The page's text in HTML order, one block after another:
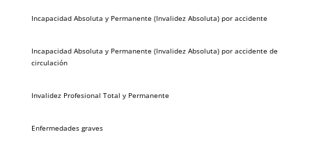
Incapacidad Absoluta y Permanente (Invalidez Absoluta) por accidente
Incapacidad Absoluta y Permanente (Invalidez Absoluta) por accidente de
circulación
Invalidez Profesional Total y Permanente
Enfermedades graves